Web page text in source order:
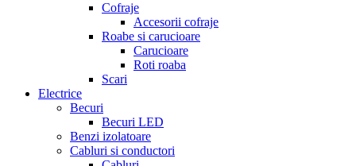
Cofraje
Accesorii cofraje
Roabe si carucioare
Carucioare
Roti roaba
Scari
Electrice
Becuri
Becuri LED
Benzi izolatoare
Cabluri si conductori